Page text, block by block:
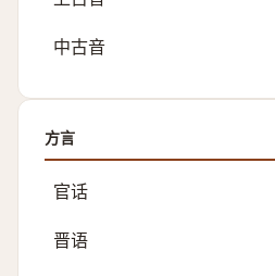
中古音
方言
官话
晋语